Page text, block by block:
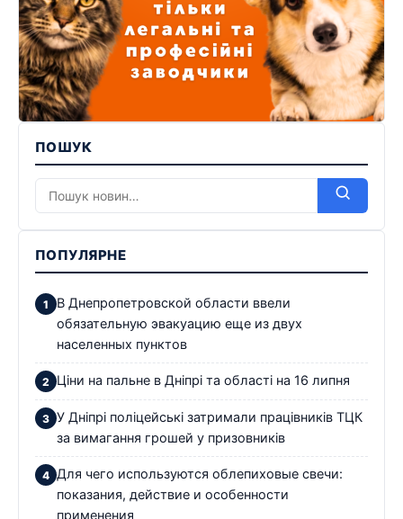
ПОШУК
ПОПУЛЯРНЕ
В Днепропетровской области ввели
обязательную эвакуацию еще из двух
населенных пунктов
Ціни на пальне в Дніпрі та області на 16 липня
У Дніпрі поліцейські затримали працівників ТЦК
за вимагання грошей у призовників
Для чего используются облепиховые свечи:
показания, действие и особенности
применения